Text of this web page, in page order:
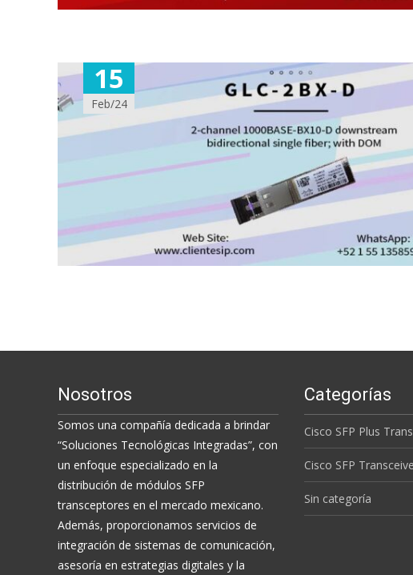
15
Feb/24
Nosotros
Somos una compañía dedicada a brindar
“Soluciones Tecnológicas Integradas”, con
un enfoque especializado en la
distribución de módulos SFP
transceptores en el mercado mexicano.
Además, proporcionamos servicios de
integración de sistemas de comunicación,
asesoría en estrategias digitales y la
Categorías
Cisco SFP Plus
Cisco SFP
Sin categoría